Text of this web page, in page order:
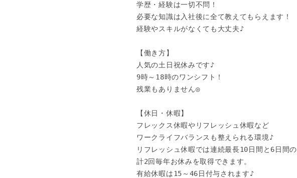
学歴・経験は一切不問！
必要な知識は入社後に全て教えてもらえます！
経験やスキルがなくても大丈夫♪
【働き方】
人気の土日祝休みです♪
9時～18時のワンシフト！
残業もありません◎
【休日・休暇】
フレックス休暇やリフレッシュ休暇など
ワークライフバランスも整えられる環境♪
リフレッシュ休暇では連続最長10日間と6日間の
計2回毎年お休みを取得できます。
有給休暇は15～46日付与されます♪